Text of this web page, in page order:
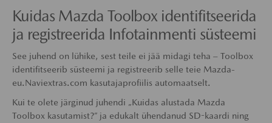
Kuidas Mazda Toolbox identifitseerida
ja registreerida Infotainmenti süsteemi
See juhend on lühike, sest teile ei jää midagi teha – Toolbox
identifitseerib süsteemi ja registreerib selle teie Mazda-
eu.Naviextras.com kasutajaprofiilis automaatselt.
Kui te olete järginud juhendi „Kuidas alustada Mazda
Toolbox kasutamist?” ja edukalt ühendanud SD-kaardi ning